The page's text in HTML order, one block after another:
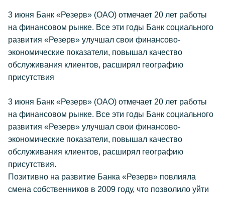
3 июня Банк «Резерв» (ОАО) отмечает 20 лет работы
на финансовом рынке. Все эти годы Банк социального
развития «Резерв» улучшал свои финансово-
экономические показатели, повышал качество
обслуживания клиентов, расширял географию
присутствия
3 июня Банк «Резерв» (ОАО) отмечает 20 лет работы
на финансовом рынке. Все эти годы Банк социального
развития «Резерв» улучшал свои финансово-
экономические показатели, повышал качество
обслуживания клиентов, расширял географию
присутствия.
Позитивно на развитие Банка «Резерв» повлияла
смена собственников в 2009 году, что позволило уйти